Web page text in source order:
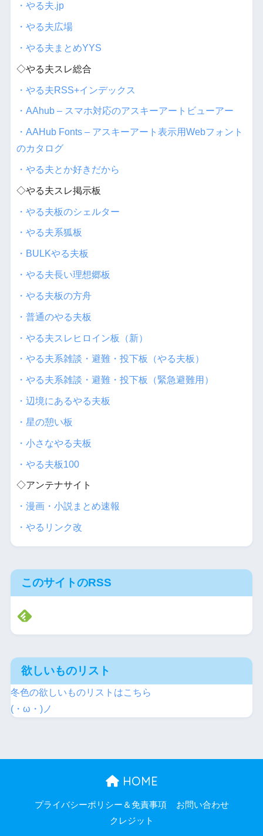
・やる夫.jp
・やる夫広場
・やる夫まとめYYS
◇やる夫スレ総合
・やる夫RSS+インデックス
・AAhub – スマホ対応のアスキーアートビューアー
・AAHub Fonts – アスキーアート表示用Webフォント
のカタログ
・やる夫とか好きだから
◇やる夫スレ掲示板
・やる夫板のシェルター
・やる夫系狐板
・BULKやる夫板
・やる夫長い理想郷板
・やる夫板の方舟
・普通のやる夫板
・やる夫スレヒロイン板（新）
・やる夫系雑談・避難・投下板（やる夫板）
・やる夫系雑談・避難・投下板（緊急避難用）
・辺境にあるやる夫板
・星の憩い板
・小さなやる夫板
・やる夫板100
◇アンテナサイト
・漫画・小説まとめ速報
・やるリンク改
このサイトのRSS
欲しいものリスト
冬色の欲しいものリストはこちら
(・ω・)ノ
HOME
プライバシーポリシー＆免責事項
お問い合わせ
クレジット